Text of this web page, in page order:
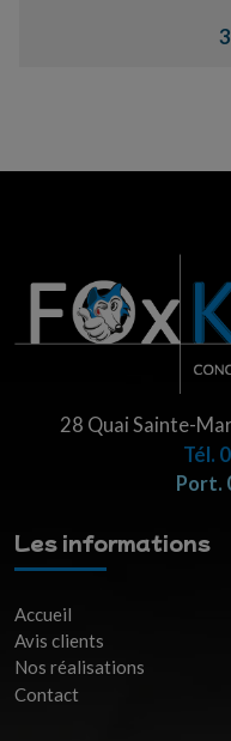
28 Quai Sainte-
Tél.
Port.
Les informations
Accueil
Avis clients
Nos réalisations
Contact